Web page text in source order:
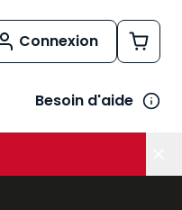
Connexion
Besoin d'aide